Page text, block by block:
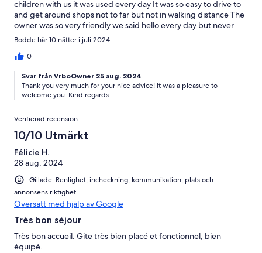
children with us it was used every day It was so easy to drive to
and get around shops not to far but not in walking distance The
owner was so very friendly we said hello every day but never
interfered There is so much grass around so the boys played
football and rounders in the evening it is away from the house so
no damage could happen to the property We will definitely be
Bodde här 10 nätter i juli 2024
0
Svar från VrboOwner 25 aug. 2024
Thank you very much for your nice advice! It was a pleasure to
welcome you. Kind regards
Verifierad recension
10/10 Utmärkt
Félicie H.
28 aug. 2024
Gillade: Renlighet, incheckning, kommunikation, plats och
annonsens riktighet
Översätt med hjälp av Google
Très bon séjour
Très bon accueil. Gite très bien placé et fonctionnel, bien
équipé.